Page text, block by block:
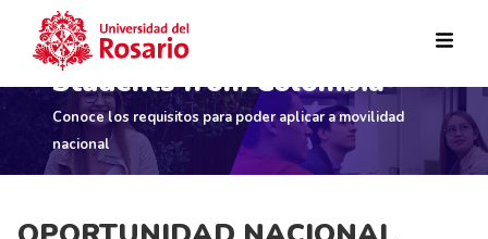
Skip to main content
Students from Colombia
Conoce los requisitos para poder aplicar a movilidad
nacional